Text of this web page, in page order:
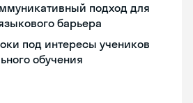
подход для
барьера
под интересы учеников
обучения